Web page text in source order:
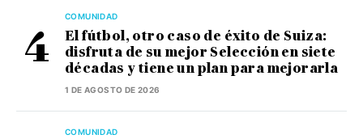
COMUNIDAD
El fútbol, otro caso de éxito de Suiza:
disfruta de su mejor Selección en siete
décadas y tiene un plan para mejorarla
1 DE AGOSTO DE 2026
COMUNIDAD